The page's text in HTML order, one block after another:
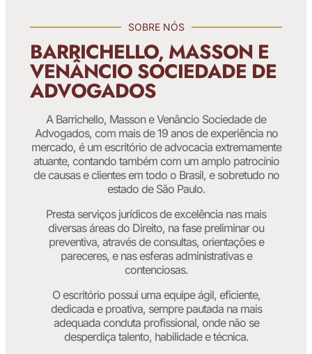
SOBRE NÓS
BARRICHELLO, MASSON E
VENÂNCIO SOCIEDADE DE
ADVOGADOS
A Barrichello, Masson e Venâncio Sociedade de
Advogados, com mais de 19 anos de experiência no
mercado, é um escritório de advocacia extremamente
atuante, contando também com um amplo patrocínio
de causas e clientes em todo o Brasil, e sobretudo no
estado de São Paulo.
Presta serviços jurídicos de excelência nas mais
diversas áreas do Direito, na fase preliminar ou
preventiva, através de consultas, orientações e
pareceres, e nas esferas administrativas e
contenciosas.
O escritório possui uma equipe ágil, eficiente,
dedicada e proativa, sempre pautada na mais
adequada conduta profissional, onde não se
desperdiça talento, habilidade e técnica.